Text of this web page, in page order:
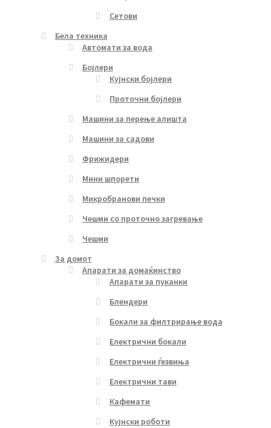
Сетови
Бела техника
Автомати за вода
Бојлери
Кујнски бојлери
Проточни бојлери
Машини за перење алишта
Машини за садови
Фрижидери
Мини шпорети
Микробранови печки
Чешми со проточно загревање
Чешми
За домот
Апарати за домаќинство
Апарати за пуканки
Блендери
Бокали за филтрирање вода
Електрични бокали
Електрични ѓезвиња
Електрични тави
Кафемати
Кујнски роботи